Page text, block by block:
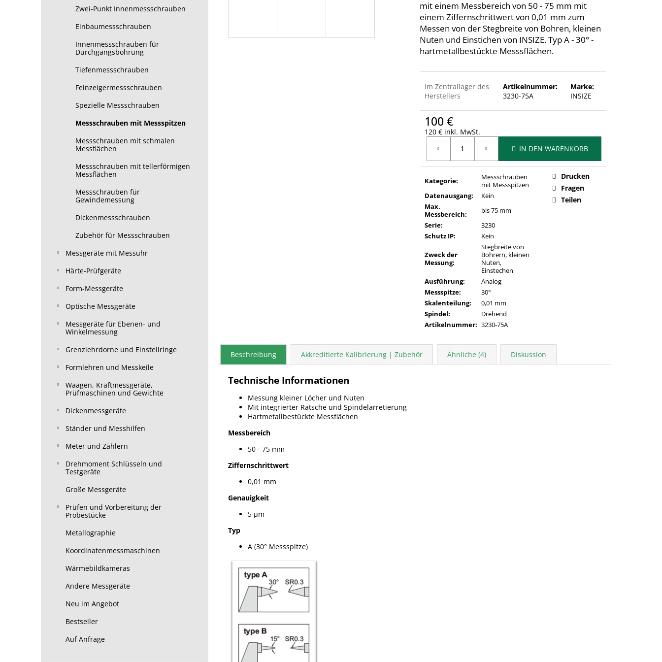
Zwei-Punkt Innenmessschrauben
Einbaumessschrauben
Innenmessschrauben für
Durchgangsbohrung
Tiefenmessschrauben
Feinzeigermessschrauben
Spezielle Messschrauben
Messschrauben mit Messspitzen
Messschrauben mit schmalen
Messflächen
Messschrauben mit tellerförmigen
Messflächen
Messschrauben für
Gewindemessung
Dickenmessschrauben
Zubehör für Messschrauben
Messgeräte mit Messuhr
Härte-Prüfgeräte
Form-Messgeräte
Optische Messgeräte
Messgeräte für Ebenen- und
Winkelmessung
Grenzlehrdorne und Einstellringe
Formlehren und Messkeile
Waagen, Kraftmessgeräte,
Prüfmaschinen und Gewichte
Dickenmessgeräte
Ständer und Messhilfen
Meter und Zählern
Drehmoment Schlüsseln und
Testgeräte
Große Messgeräte
Prüfen und Vorbereitung der
Probestücke
Metallographie
Koordinatenmessmaschinen
Wärmebildkameras
Andere Messgeräte
Neu im Angebot
Bestseller
Auf Anfrage
mit einem Messbereich von 50 - 75 mm mit
einem Ziffernschrittwert von 0,01 mm zum
Messen von der Stegbreite von Bohren, kleinen
Nuten und Einstichen von INSIZE. Typ A - 30° -
hartmetallbestückte Messsflächen.
Im Zentrallager des
Herstellers
Artikelnummer:
3230-75A
Marke:
INSIZE
100 €
120 € inkl. MwSt.
IN DEN WARENKORB
Kategorie:
Messschrauben
mit Messspitzen
Datenausgang:
Kein
Max.
Messbereich:
bis 75 mm
Serie:
3230
Schutz IP: Kein
Zweck der
Messung:
Stegbreite von
Bohrern, kleinen
Nuten,
Einstechen
Ausführung:
Analog
Messspitze:
30°
Skalenteilung:
0,01 mm
Spindel:
Drehend
Artikelnummer: 3230-75A
Drucken
Fragen
Teilen
Beschreibung Akkreditierte Kalibrierung | Zubehör Ähnliche (4) Diskussion
Technische Informationen
Messung kleiner Löcher und Nuten
Mit integrierter Ratsche und Spindelarretierung
Hartmetallbestückte Messflächen
Messbereich
50 - 75 mm
Ziffernschrittwert
0,01 mm
Genauigkeit
5 µm
Typ
A (30° Messspitze)